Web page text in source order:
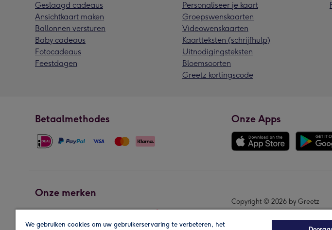
Geslaagd cadeaus
Ansichtkaart maken
Ballonnen versturen
Baby cadeaus
Fotocadeaus
Feestdagen
Personaliseer je kaart
Groepswenskaarten
Videowenskaarten
Kaartteksten (schrijfhulp)
Uitnodigingsteksten
Bloemsoorten
Greetz kortingscode
Betaalmethodes Onze Apps
Onze merken
Copyright © 2026 by Greetz
We gebruiken cookies om uw gebruikerservaring te verbeteren, het